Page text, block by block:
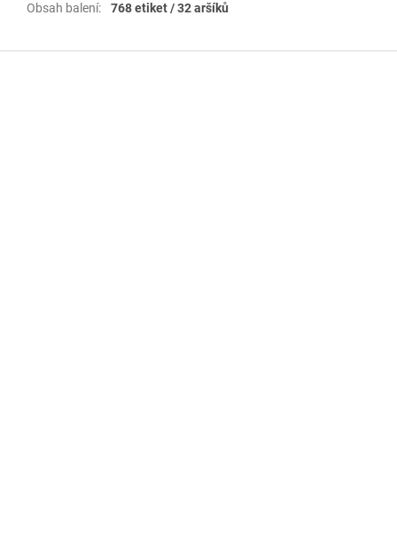
Obsah balení: 768 etiket / 32 aršíků